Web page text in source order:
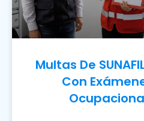
Multas De
Con